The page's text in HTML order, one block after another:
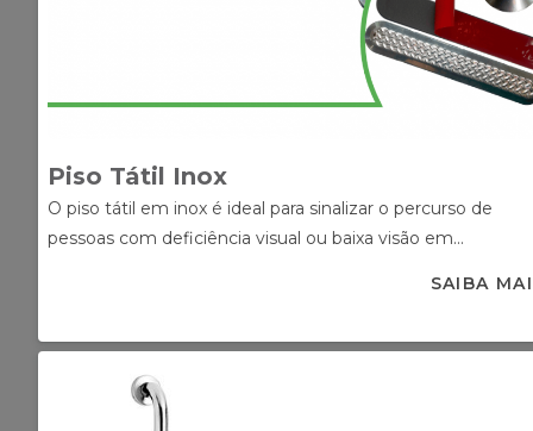
Piso Tátil Inox
O piso tátil em inox é ideal para sinalizar o percurso de
pessoas com deficiência visual ou baixa visão em...
SAIBA